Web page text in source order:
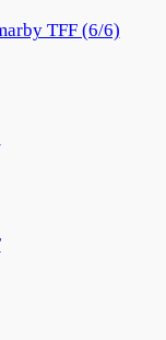
TFF (6/6)